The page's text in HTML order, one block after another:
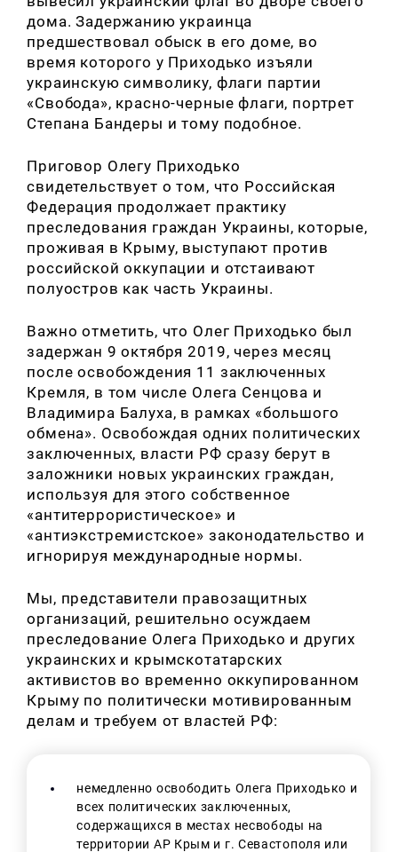
дома. Задержанию украинца
предшествовал обыск в его доме, во
время которого у Приходько изъяли
украинскую символику, флаги партии
«Свобода», красно-черные флаги, портрет
Степана Бандеры и тому подобное.
Приговор Олегу Приходько
свидетельствует о том, что Российская
Федерация продолжает практику
преследования граждан Украины, которые,
проживая в Крыму, выступают против
российской оккупации и отстаивают
полуостров как часть Украины.
Важно отметить, что Олег Приходько был
задержан 9 октября 2019, через месяц
после освобождения 11 заключенных
Кремля, в том числе Олега Сенцова и
Владимира Балуха, в рамках «большого
обмена». Освобождая одних политических
заключенных, власти РФ сразу берут в
заложники новых украинских граждан,
используя для этого собственное
«антитеррористическое» и
«антиэкстремистское» законодательство и
игнорируя международные нормы.
Мы, представители правозащитных
организаций, решительно осуждаем
преследование Олега Приходько и других
украинских и крымскотатарских
активистов во временно оккупированном
Крыму по политически мотивированным
делам и требуем от властей РФ:
немедленно освободить Олега Приходько и
всех политических заключенных,
содержащихся в местах несвободы на
территории АР Крым и г. Севастополя или